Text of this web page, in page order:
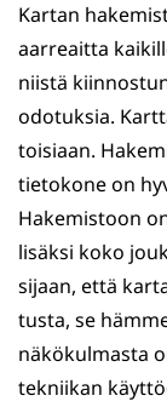
Kartan
aarreaitta
niistä
odotuksia.
toisiaan.
tietokone on
Hakemistoon
lisäksi koko
sijaan, että
tusta, se
näkökulmasta
tekniikan